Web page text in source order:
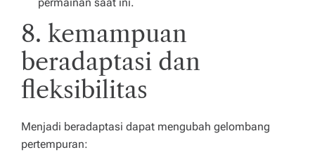
8. kemampuan
beradaptasi dan
fleksibilitas
Menjadi beradaptasi dapat mengubah gelombang
pertempuran: